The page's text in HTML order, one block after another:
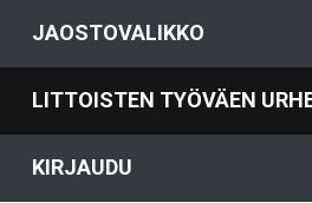
JAOSTOVALIKKO
LITTOISTEN TYÖVÄEN
KIRJAUDU